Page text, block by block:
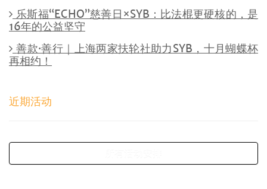
乐斯福“ECHO”慈善日×SYB：比法棍更硬核的，是
16年的公益坚守
善款·善行｜上海两家扶轮社助力SYB，十月蝴蝶杯
再相约！
近期活动